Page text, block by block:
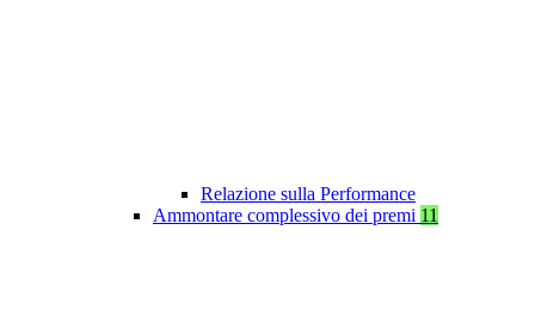
Relazione sulla Performance
Ammontare complessivo dei premi 11